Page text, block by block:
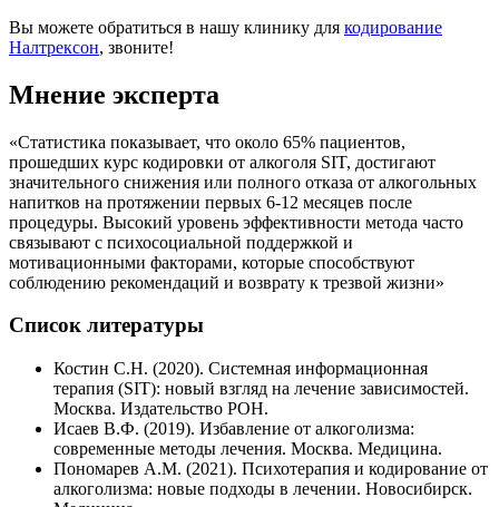
Вы можете обратиться в нашу клинику для кодирование
Налтрексон, звоните!
Мнение эксперта
«Статистика показывает, что около 65% пациентов,
прошедших курс кодировки от алкоголя SIT, достигают
значительного снижения или полного отказа от алкогольных
напитков на протяжении первых 6-12 месяцев после
процедуры. Высокий уровень эффективности метода часто
связывают с психосоциальной поддержкой и
мотивационными факторами, которые способствуют
соблюдению рекомендаций и возврату к трезвой жизни»
Список литературы
Костин С.Н. (2020). Системная информационная
терапия (SIT): новый взгляд на лечение зависимостей.
Москва. Издательство РОН.
Исаев В.Ф. (2019). Избавление от алкоголизма:
современные методы лечения. Москва. Медицина.
Пономарев А.М. (2021). Психотерапия и кодирование от
алкоголизма: новые подходы в лечении. Новосибирск.